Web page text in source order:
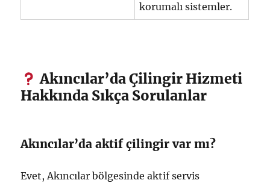
korumalı sistemler.
Akıncılar’da Çilingir Hizmeti
Hakkında Sıkça Sorulanlar
Akıncılar’da aktif çilingir var mı?
Evet, Akıncılar bölgesinde aktif servis